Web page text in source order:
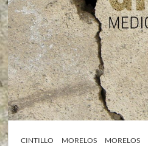
CINTILLO MORELOS MORELOS